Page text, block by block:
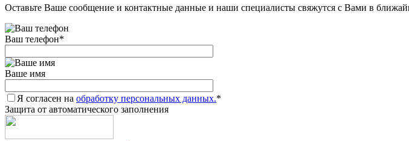
Оставьте Ваше сообщение и контактные данные и наши специалисты свяжутся с Вами в
Ваш телефон*
Ваше имя
Я согласен на обработку персональных данных.*
Защита от автоматического заполнения